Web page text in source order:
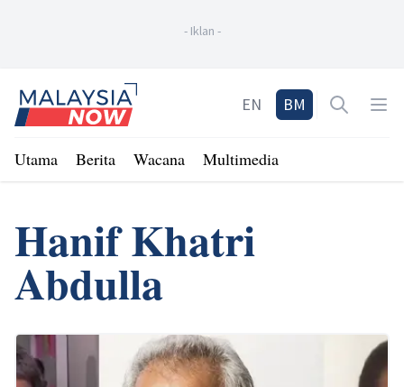
- Iklan -
Home
EN BM Open
Utama Berita Wacana Multimedia
Hanif Khatri
Abdulla